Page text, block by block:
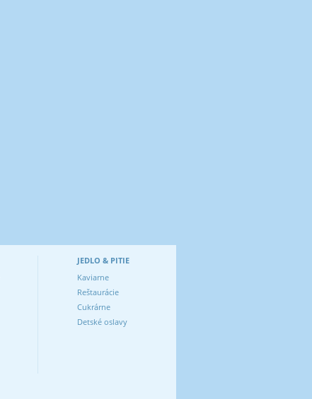
JEDLO & PITIE
Kaviarne
Reštaurácie
Cukrárne
Detské oslavy